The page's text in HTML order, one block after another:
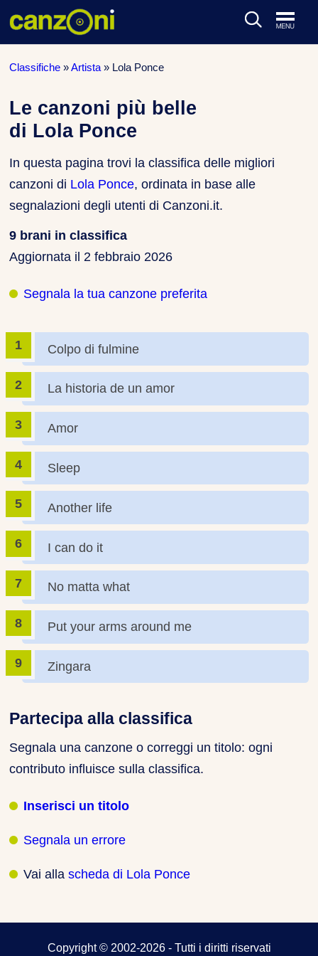
CONCERTI DAL VIVO
Classifiche »Artista » Lola Ponce
Le canzoni più belle
di Lola Ponce
In questa pagina trovi la classifica delle migliori
canzoni di Lola Ponce, ordinata in base alle
segnalazioni degli utenti di Canzoni.it.
9 brani in classifica
Aggiornata il2 febbraio 2026
Segnala la tua canzone preferita
Colpo di fulmine
La historia de un amor
Amor
Sleep
Another life
I can do it
No matta what
Put your arms around me
Zingara
Partecipa alla classifica
Segnala una canzone o correggi un titolo: ogni
contributo influisce sulla classifica.
Inserisci un titolo
Segnala un errore
Vai allascheda di Lola Ponce
Copyright © 2002-2026 - Tutti i diritti riservati